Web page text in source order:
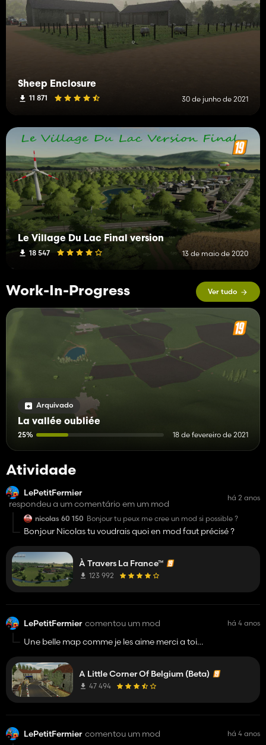
Sheep Enclosure
11 871 30 de junho de 2021
Le Village Du Lac Final version
18 547 13 de maio de 2020
Work-In-Progress Ver tudo
Arquivado
La vallée oubliée
25% 18 de fevereiro de 2021
Atividade
LePetitFermier
respondeu a um comentário em um mod
há 2 anos
nicolas 60 150 Bonjour tu peux me cree un mod si possible ?
Bonjour Nicolas tu voudrais quoi en mod faut précisé ?
À Travers La France™
123 992
LePetitFermier comentou um mod há 4 anos
Une belle map comme je les aime merci a toi
A Little Corner Of Belgium (Beta)
47 494
LePetitFermier comentou um mod há 4 anos